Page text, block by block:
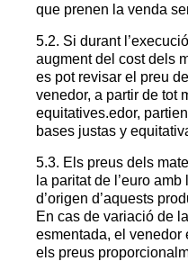
que prenen la venda
5.2. Si durant
augment del cost dels
es pot revisar el preu
venedor, a partir de tot
equitatives.edor,
bases justas y
5.3. Els preus dels
la paritat de l’euro
d’origen d’aquests
En cas de variació de
esmentada, el venedor
els preus